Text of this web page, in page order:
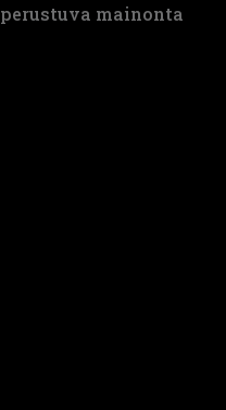
perustuva mainonta